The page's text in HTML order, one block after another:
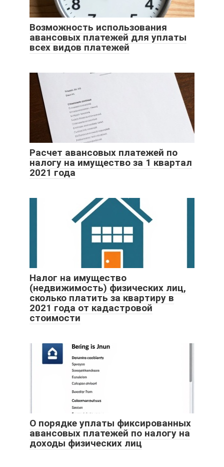
Возможность использования
авансовых платежей для уплаты
всех видов платежей
Расчет авансовых платежей по
налогу на имущество за 1 квартал
2021 года
Налог на имущество
(недвижимость) физических лиц,
сколько платить за квартиру в
2021 года от кадастровой
стоимости
О порядке уплаты фиксированных
авансовых платежей по налогу на
доходы физических лиц